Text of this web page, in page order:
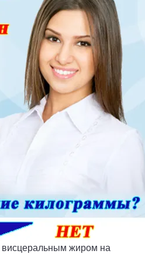
висцеральным жиром на